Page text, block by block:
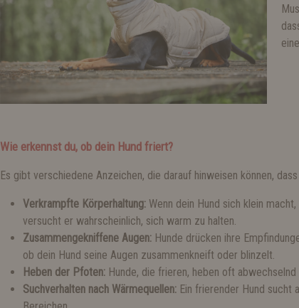
Wie erkennst du, ob dein Hund friert?
Es gibt verschiedene Anzeichen, die darauf hinweisen können,
Verkrampfte Körperhaltung: Wenn dein Hund sich klein
versucht er wahrscheinlich, sich warm zu halten.
Zusammengekniffene Augen: Hunde drücken ihre
ob dein Hund seine Augen zusammenkneift oder blinzelt.
Heben der Pfoten: Hunde, die frieren, heben oft
Suchverhalten nach Wärmequellen: Ein frierender Hund sucht